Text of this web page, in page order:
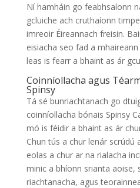
Ní hamháin go feabhsaíonn
gcluiche ach cruthaíonn
imreoir Éireannach freisin.
eisiacha seo fad a
leas is fearr a bhaint as ár
Coinníollacha agus
Spinsy
Tá sé bunriachtanach go
coinníollacha bónais Spinsy
mó is féidir a bhaint as ár
Chun tús a chur lenár scrúdú
eolas a chur ar na rialacha
minic a bhíonn srianta aoise,
riachtanacha, agus